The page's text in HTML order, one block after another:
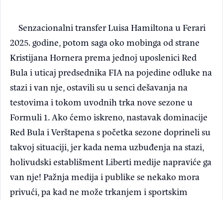
Senzacionalni transfer Luisa Hamiltona u Ferari
2025. godine, potom saga oko mobinga od strane
Kristijana Hornera prema jednoj uposlenici Red
Bula i uticaj predsednika FIA na pojedine odluke na
stazi i van nje, ostavili su u senci dešavanja na
testovima i tokom uvodnih trka nove sezone u
Formuli 1. Ako ćemo iskreno, nastavak dominacije
Red Bula i Verštapena s početka sezone doprineli su
takvoj situaciji, jer kada nema uzbuđenja na stazi,
holivudski establišment Liberti medije napraviće ga
van nje! Pažnja medija i publike se nekako mora
privući, pa kad ne može trkanjem i sportskim